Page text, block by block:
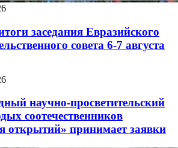
заседания Евразийского
совета 6-7 августа
научно-просветительский
соотечественников
открытий» принимает заявки